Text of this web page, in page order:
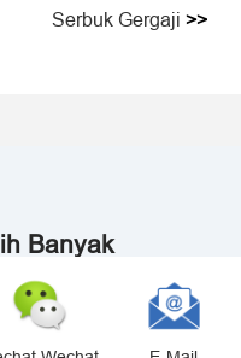
Serbuk Gergaji >>
Banyak
Solusi Yang